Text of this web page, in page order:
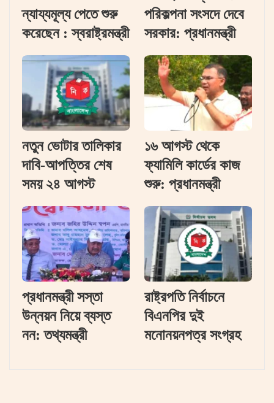
ন্যায্যমূল্য পেতে শুরু
করেছেন : স্বরাষ্ট্রমন্ত্রী
পরিকল্পনা সংসদে দেবে
সরকার: প্রধানমন্ত্রী
নতুন ভোটার তালিকার
দাবি-আপত্তির শেষ
সময় ২৪ আগস্ট
১৬ আগস্ট থেকে
ফ্যামিলি কার্ডের কাজ
শুরু: প্রধানমন্ত্রী
প্রধানমন্ত্রী সস্তা
উন্নয়ন নিয়ে ব্যস্ত
নন: তথ্যমন্ত্রী
রাষ্ট্রপতি নির্বাচনে
বিএনপির দুই
মনোনয়নপত্র সংগ্রহ